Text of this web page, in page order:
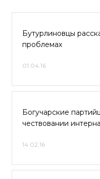
Бутурлиновцы
проблемах
01.04.16
Богучарские
чествовании
14.02.16